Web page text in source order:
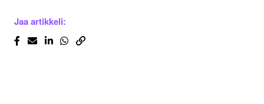
Jaa artikkeli: